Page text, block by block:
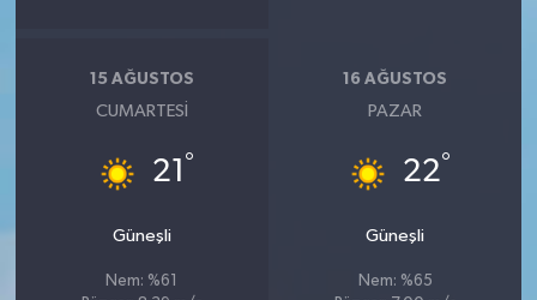
15 AĞUSTOS
CUMARTESI
21 °
Güneşli
Nem: %61
16 AĞUSTOS
PAZAR
22°
Güneşli
Nem: %65